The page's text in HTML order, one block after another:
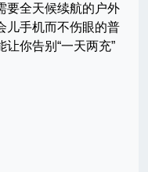
要全天候续航的户外
儿手机而不伤眼的普
你告别“一天两充”